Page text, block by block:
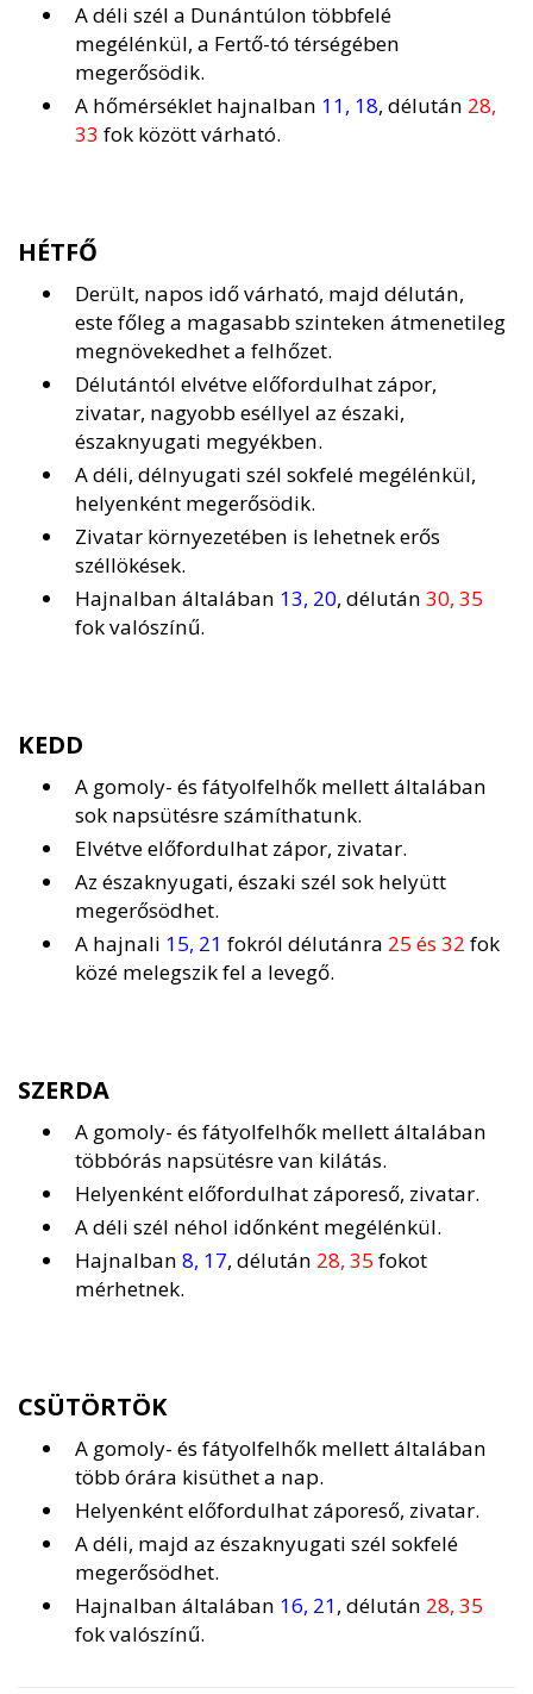
A déli szél a Dunántúlon többfelé
megélénkül, a Fertő-tó térségében
megerősödik.
A hőmérséklet hajnalban 11, 18, délután 28,
33 fok között várható.
HÉTFŐ
Derült, napos idő várható, majd délután,
este főleg a magasabb szinteken átmenetileg
megnövekedhet a felhőzet.
Délutántól elvétve előfordulhat zápor,
zivatar, nagyobb eséllyel az északi,
északnyugati megyékben.
A déli, délnyugati szél sokfelé megélénkül,
helyenként megerősödik.
Zivatar környezetében is lehetnek erős
széllökések.
Hajnalban általában 13, 20, délután 30, 35
fok valószínű.
KEDD
A gomoly- és fátyolfelhők mellett általában
sok napsütésre számíthatunk.
Elvétve előfordulhat zápor, zivatar.
Az északnyugati, északi szél sok helyütt
megerősödhet.
A hajnali 15, 21 fokról délutánra 25 és 32 fok
közé melegszik fel a levegő.
SZERDA
A gomoly- és fátyolfelhők mellett általában
többórás napsütésre van kilátás.
Helyenként előfordulhat záporeső, zivatar.
A déli szél néhol időnként megélénkül.
Hajnalban 8, 17, délután 28, 35 fokot
mérhetnek.
CSÜTÖRTÖK
A gomoly- és fátyolfelhők mellett általában
több órára kisüthet a nap.
Helyenként előfordulhat záporeső, zivatar.
A déli, majd az északnyugati szél sokfelé
megerősödhet.
Hajnalban általában 16, 21, délután 28, 35
fok valószínű.